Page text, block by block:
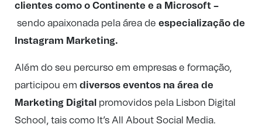
clientes como o Continente e a Microsoft –
sendo apaixonada pela área de especialização de
Instagram Marketing.
Além do seu percurso em empresas e formação,
participou em diversos eventos na área de
Marketing Digital promovidos pela Lisbon Digital
School, tais como It’s All About Social Media.